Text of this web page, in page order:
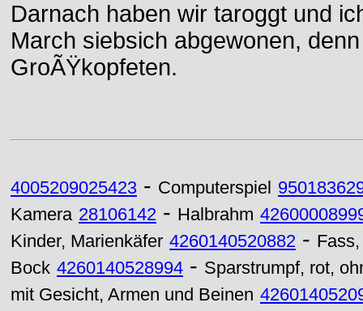
Darnach haben wir taroggt und
March siebsich abgewonen,
GroÃŸkopfeten.
4005209025423 - Computerspiel
Kamera 28106142 - Halbrahm
Kinder, Marienkäfer 4260140520882 -
Bock 4260140528994 - Sparstrumpf, rot,
mit Gesicht, Armen und Beinen